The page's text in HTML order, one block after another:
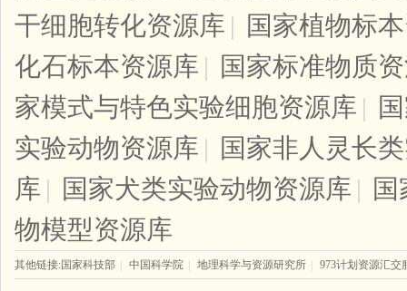
干细胞转化资源库 | 国家植物标
化石标本资源库 | 国家标准物质
家模式与特色实验细胞资源库 |
实验动物资源库 | 国家非人灵长
库 | 国家犬类实验动物资源库 |
物模型资源库
其他链接:国家科技部 中国科学院 地理科学与资源研究所 973计划资源汇交